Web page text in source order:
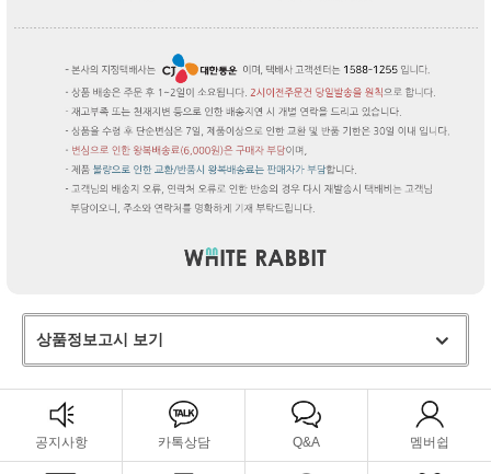
상품정보고시 보기
공지사항 카톡상담 Q&A 멤버쉽